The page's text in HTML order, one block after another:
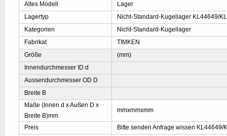
Altes Modell
Lager
Lagertyp
Nicht-Standard-Kugellager KL44649/
Kategorien
Nicht-Standard-Kugellager
Fabrikat
TIMKEN
Größe
(mm)
Innendurchmesser ID d
Aussendurchmesser OD D
Breite B
Maße (Innen d x Außen D x
Breite B)mm
mmxmmxmm
Preis
Bitte senden Anfrage wissen KL44649/